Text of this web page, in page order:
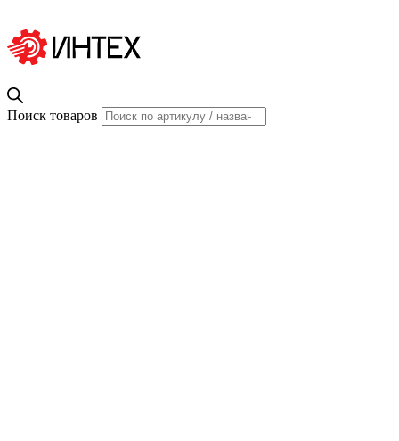
Поиск товаров